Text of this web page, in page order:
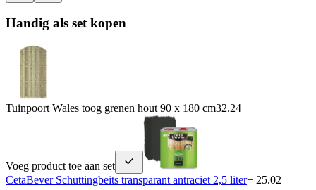
Handig als set kopen
Tuinpoort Wales toog grenen hout 90 x 180 cm32.24
Voeg product toe aan set
CetaBever Schuttingbeits transparant antraciet 2,5 liter+ 25.02